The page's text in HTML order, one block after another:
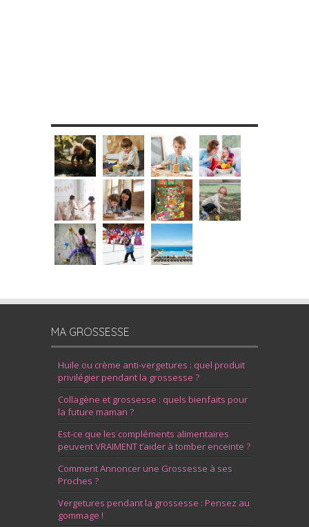
MA GROSSESSE
Huile ou crème anti-vergetures : quel produit
privilégier pendant la grossesse ?
Collagène et grossesse : quels bienfaits pour
la future maman ?
Est-ce que les compléments alimentaires
peuvent VRAIMENT t’aider à tomber enceinte ?
Comment Annoncer une Grossesse à ses
Proches ?
Vergetures pendant la grossesse : Pensez au
gommage !